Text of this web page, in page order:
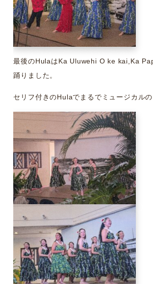
最後のHulaはKa Uluwehi O ke kai,Ka
踊りました。
セリフ付きのHulaでまるでミュージカルの